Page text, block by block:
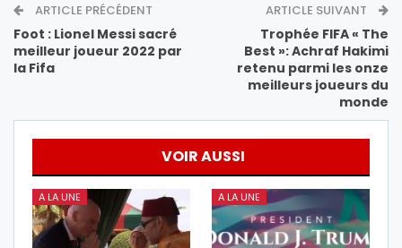
ARTICLE PRÉCÉDENT
Foot : Lionel Messi sacré
meilleur joueur 2022 par
la Fifa
ARTICLE SUIVANT
Trophée FIFA « The
Best »: Achraf Hakimi
retenu parmi les onze
meilleurs joueurs du
monde
VOIR AUSSI
A LA UNE A LA UNE